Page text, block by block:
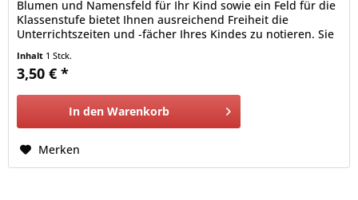
Blumen und Namensfeld für Ihr Kind sowie ein Feld für die
Klassenstufe bietet Ihnen ausreichend Freiheit die
Unterrichtszeiten und -fächer Ihres Kindes zu notieren. Sie
Format (210 x 297 mm), die Sie bequem von Zuhause aus
ausdrucken können.
Inhalt 1 Stck.
3,50 € *
In den Warenkorb
Merken